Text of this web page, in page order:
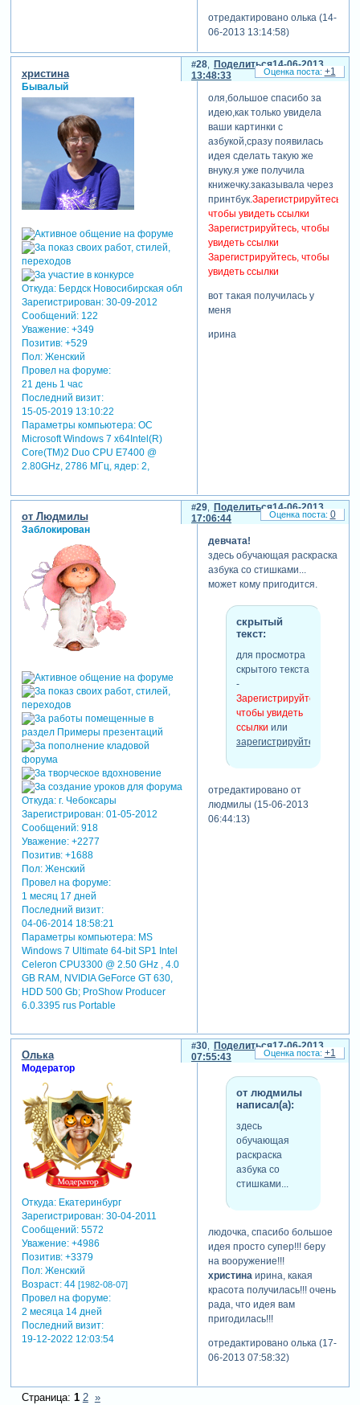
p.p.s. если вы
прочитаете это
письмо после
окончания
акции,
но все равно
захотите
приобрести
этот курс с 32%
скидкой, то
напишите
онлайн-
консультанту на
сайте, он
поможет вам в
этом вопросе.
с уважением,
лукьянова и
мастер.
отредактировано олька (14-
06-2013 13:14:58)
Поделиться
28
14-06-2013
13:48:33
христина
Бывалый
Откуда:Бердск Новосибирская обл
Зарегистрирован: 30-09-2012
Сообщений:122
Уважение: +349
Позитив: +529
Пол:Женский
Провел на форуме:
21 день 1 час
Последний визит:
15-05-2019 13:10:22
Параметры компьютера:ОС
Microsoft Windows 7 x64Intel(R)
Core(TM)2 Duo CPU E7400 @
2.80GHz, 2786 МГц, ядер: 2,
оля,большое спасибо за
идею,как только увидела
ваши картинки с
азбукой,сразу появилась
идея сделать такую же
внуку.я уже получила
книжечку.заказывала через
принтбук.Зарегистрируйтесь,
чтобы увидеть ссылки
Зарегистрируйтесь, чтобы
увидеть ссылки
Зарегистрируйтесь, чтобы
увидеть ссылки
вот такая получилась у
меня
ирина
+1
Поделиться
29
14-06-2013
17:06:44
от Людмилы
Заблокирован
Откуда:г. Чебоксары
Зарегистрирован: 01-05-2012
Сообщений:918
Уважение: +2277
Позитив: +1688
Пол:Женский
Провел на форуме:
1 месяц 17 дней
Последний визит:
04-06-2014 18:58:21
Параметры компьютера:MS
Windows 7 Ultimate 64-bit SP1 Intel
Celeron CPU3300 @ 2.50 GHz , 4.0
GB RAM, NVIDIA GeForce GT 630,
HDD 500 Gb; ProShow Producer
6.0.3395 rus Portable
девчата!
здесь обучающая раскраска
азбука со стишками...
может кому пригодится.
скрытый
текст:
для просмотра
скрытого текста
-
Зарегистрируйтесь,
чтобы увидеть
ссылки или
зарегистрируйтесь
отредактировано от
людмилы (15-06-2013
06:44:13)
0
Поделиться
30
17-06-2013
07:55:43
Олька
Модератор
Откуда:Екатеринбург
Зарегистрирован: 30-04-2011
Сообщений:5572
Уважение: +4986
Позитив: +3379
Пол:Женский
Возраст:44 [1982-08-07]
Провел на форуме:
2 месяца 14 дней
Последний визит:
19-12-2022 12:03:54
от людмилы
написал(а):
здесь
обучающая
раскраска
азбука со
стишками...
людочка, спасибо большое
идея просто супер!!! беру
на вооружение!!!
христинаирина, какая
красота получилась!!! очень
рада, что идея вам
пригодилась!!!
отредактировано олька (17-
06-2013 07:58:32)
+1
Страница: 1 2 »